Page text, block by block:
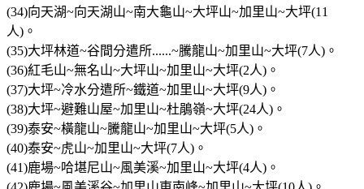
(34)向天湖~向天湖山~南大龜山~大坪山~加里山~大坪(11
人)。
(35)大坪林道~谷間分遣所......~騰龍山~加里山~大坪(7人)。
(36)紅毛山~無名山~大坪山~加里山~大坪(2人)。
(37)大坪~冷水分遣所~鐵道~加里山~大坪(9人)。
(38)大坪~避難山屋~加里山~杜鵑嶺~大坪(24人)。
(39)泰安~橫龍山~騰龍山~加里山~大坪(5人)。
(40)泰安~虎山~加里山~大坪(7人)。
(41)鹿場~哈堪尼山~風美溪~加里山~大坪(4人)。